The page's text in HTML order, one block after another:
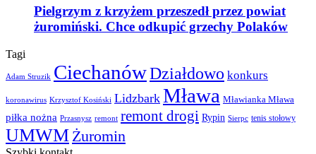
Pielgrzym z krzyżem przeszedł przez powiat
żuromiński. Chce odkupić grzechy Polaków
Tagi
Adam Struzik CiechanówDziałdowo konkurs
koronawirus Krzysztof Kosiński Lidzbark Mława Mławianka Mława
piłka nożna Przasnysz remont remont drogi Rypin Sierpc tenis stołowy
UMWM Żuromin